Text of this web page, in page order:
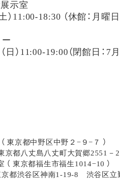
示室
11:00-18:30 （休館：月曜日
日）11:00-19:00（閉館日：7
東京都中野区中野２−９−７ ）
京都八丈島八丈町大賀郷2551－2
東京都福生市福生1014−10 ）
都渋谷区神南1-19-8 渋谷区立